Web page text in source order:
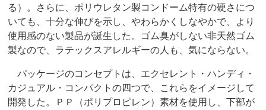
る）。さらに、ポリウレタン製コンドーム特有の硬さにつ
いても、十分な伸びを示し、やわらかくしなやかで、より
使用感のない製品が誕生した。ゴム臭がしない非天然ゴム
製なので、ラテックスアレルギーの人も、気にならない。
パッケージのコンセプトは、エクセレント・ハンディ・
カジュアル・コンパクトの四つで、これらをイメージして
開発した。ＰＰ（ポリプロピレン）素材を使用し、下部が